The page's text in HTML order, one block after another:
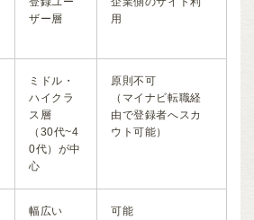
ザー層
用
ミドル・
ハイクラ
ス層
（30代~4
0代）が中
心
原則不可
（マイナビ転職経
由で登録者へスカ
ウト可能）
幅広い
可能